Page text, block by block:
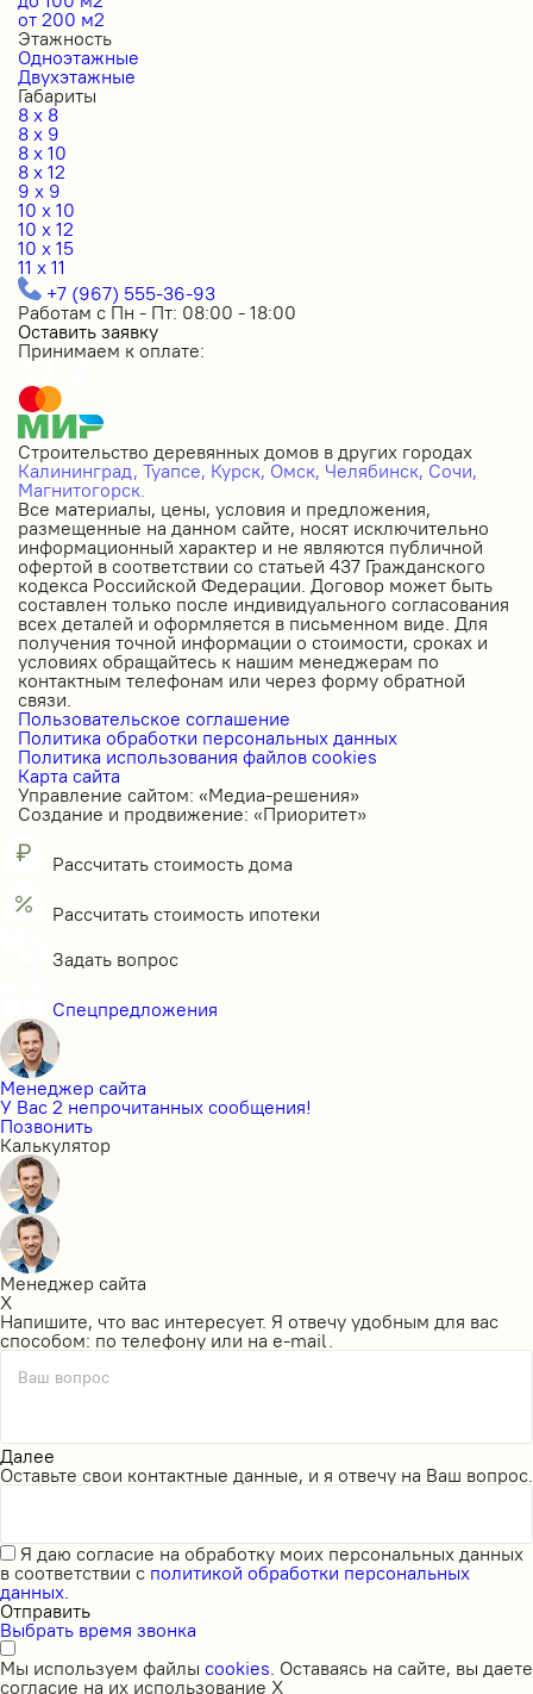
от 200 м2
Этажность
Одноэтажные
Двухэтажные
Габариты
8 x 8
8 x 9
8 x 10
8 x 12
9 x 9
10 x 10
10 x 12
10 x 15
11 x 11
+7 (967) 555-36-93
Работам с Пн - Пт: 08:00 - 18:00
Оставить заявку
Принимаем к оплате:
Строительство деревянных домов в других городах
Калининград, Туапсе, Курск, Омск, Челябинск, Сочи,
Магнитогорск.
Все материалы, цены, условия и предложения,
размещенные на данном сайте, носят исключительно
информационный характер и не являются публичной
офертой в соответствии со статьей 437 Гражданского
кодекса Российской Федерации. Договор может быть
составлен только после индивидуального согласования
всех деталей и оформляется в письменном виде. Для
получения точной информации о стоимости, сроках и
условиях обращайтесь к нашим менеджерам по
контактным телефонам или через форму обратной
связи.
Пользовательское соглашение
Политика обработки персональных данных
Политика использования файлов cookies
Карта сайта
Управление сайтом: «Медиа-решения»
Создание и продвижение: «Приоритет»
Рассчитать стоимость дома
Рассчитать стоимость ипотеки
Задать вопрос
Спецпредложения
Менеджер сайта
У Вас 2 непрочитанных сообщения!
Позвонить
Калькулятор
Менеджер сайта
X
Напишите, что вас интересует. Я отвечу удобным для вас
способом: по телефону или на e-mail.
Ваш вопрос
Далее
Оставьте свои контактные данные, и я отвечу на Ваш вопрос.
Я даю согласие на обработку моих персональных данных
в соответствии с политикой обработки персональных
данных.
Отправить
Выбрать время звонка
Мы используем файлы cookies . Оставаясь на сайте, вы даете
согласие на их использование X